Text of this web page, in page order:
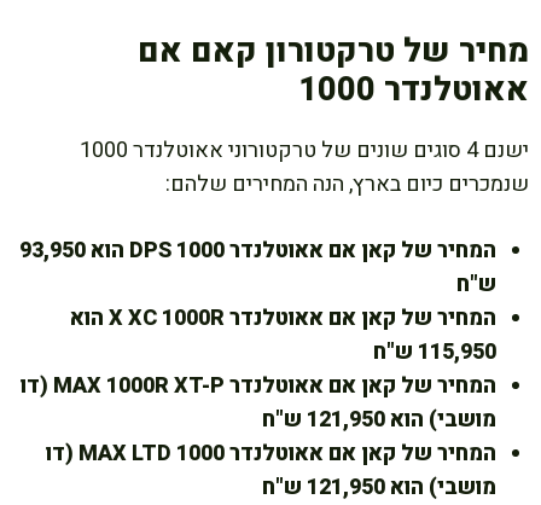
מחיר של טרקטורון קאם אם
אאוטלנדר 1000
ישנם 4 סוגים שונים של טרקטורוני אאוטלנדר 1000
שנמכרים כיום בארץ, הנה המחירים שלהם:
המחיר של קאן אם אאוטלנדר 1000 DPS הוא 93,950
ש"ח
המחיר של קאן אם אאוטלנדר X XC 1000R הוא
115,950 ש"ח
המחיר של קאן אם אאוטלנדר MAX 1000R XT-P (דו
מושבי) הוא 121,950 ש"ח
המחיר של קאן אם אאוטלנדר 1000 MAX LTD (דו
מושבי) הוא 121,950 ש"ח